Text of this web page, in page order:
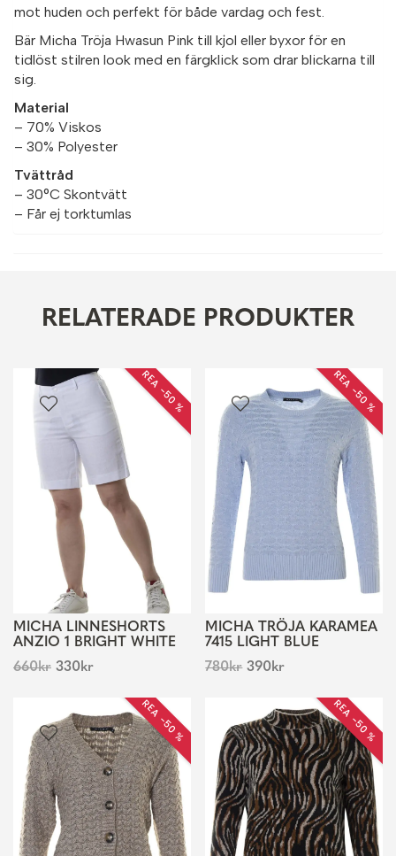
mot huden och perfekt för både vardag och fest.
Bär Micha Tröja Hwasun Pink till kjol eller byxor för en
tidlöst stilren look med en färgklick som drar blickarna till
sig.
Material
– 70% Viskos
– 30% Polyester
Tvättråd
– 30°C Skontvätt
– Får ej torktumlas
RELATERADE PRODUKTER
REA −50 %
MICHA LINNESHORTS
ANZIO 1 BRIGHT WHITE
660kr 330kr
REA −50 %
MICHA TRÖJA KARAMEA
7415 LIGHT BLUE
780kr 390kr
REA −50 % REA −50 %